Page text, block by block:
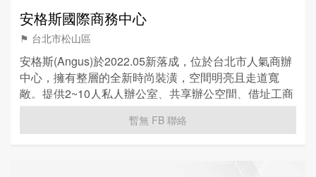
安格斯國際商務中心
⚑ 台北市松山區
安格斯(Angus)於2022.05新落成，位於台北市人氣商辦
中心，擁有整層的全新時尚裝潢，空間明亮且走道寬
敞。提供2~10人私人辦公室、共享辦公空間、借址工商
登記，滿足新創、工作室和中小企業等需求。
暫無 FB 聯絡